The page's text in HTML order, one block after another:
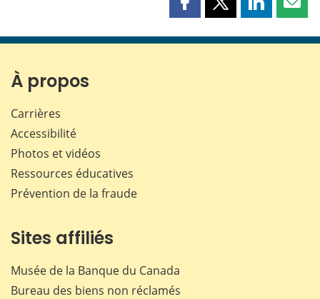
Partager
page
Partager
page
Partager
page page
À propos
Carrières
Accessibilité
Photos et vidéos
Ressources éducatives
Prévention de la fraude
Sites affiliés
Musée de la Banque du Canada
Bureau des biens non réclamés